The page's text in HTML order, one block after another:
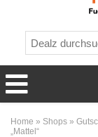
Home » Shops »
„Mattel“